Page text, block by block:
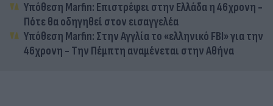
Υπόθεση Marfin: Επιστρέφει στην Ελλάδα η 46χρονη -
Πότε θα οδηγηθεί στον εισαγγελέα
Υπόθεση Marfin: Στην Αγγλία το «ελληνικό FBI» για την
46χρονη - Την Πέμπτη αναμένεται στην Αθήνα